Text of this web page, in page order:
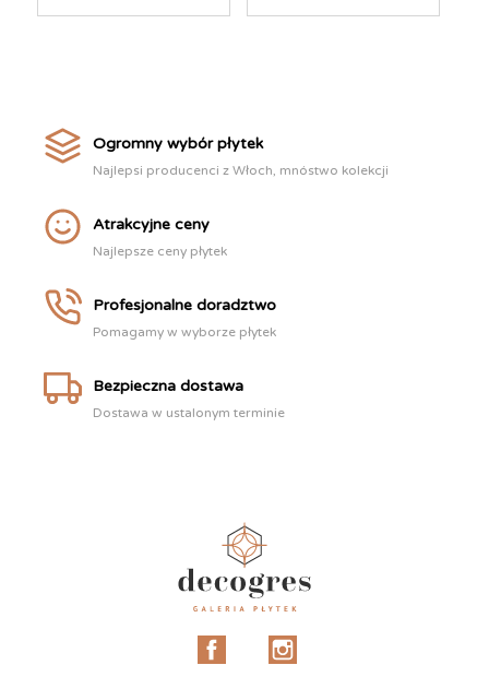
Ogromny wybór płytek
Najlepsi producenci z Włoch, mnóstwo kolekcji
Atrakcyjne ceny
Najlepsze ceny płytek
Profesjonalne doradztwo
Pomagamy w wyborze płytek
Bezpieczna dostawa
Dostawa w ustalonym terminie
Facebook